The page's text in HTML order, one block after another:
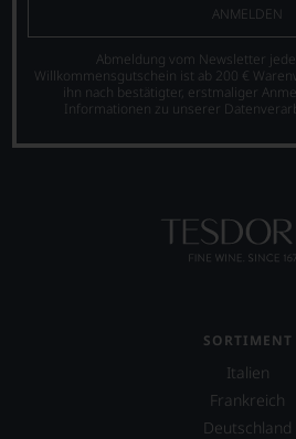
ANMELDEN
Abmeldung vom Newsletter
Willkommensgutschein ist ab 200 €
ihn nach bestätigter, erstmaliger
Informationen zu unserer
SORTIMENT
Italien
Frankreich
Deutschland